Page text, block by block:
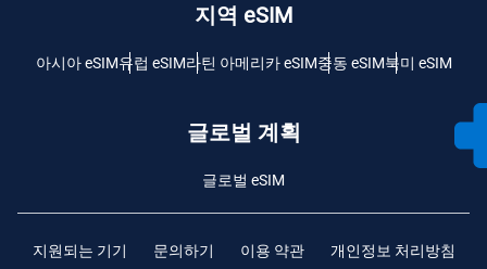
지역 eSIM
아시아 eSIM유럽 ​​eSIM라틴 아메리카 eSIM중동 eSIM북미 eSIM
글로벌 계획
글로벌 eSIM
지원되는 기기 문의하기 이용 약관 개인정보 처리방침